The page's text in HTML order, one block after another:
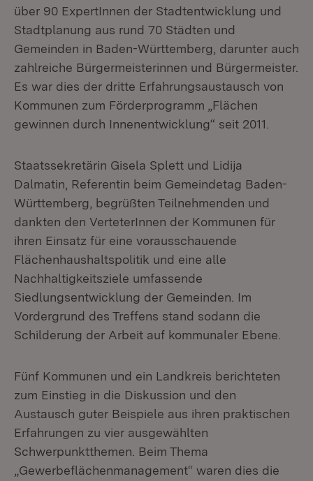
über 90 ExpertInnen der Stadtentwicklung und
Stadtplanung aus rund 70 Städten und
Gemeinden in Baden-Württemberg, darunter auch
zahlreiche Bürgermeisterinnen und Bürgermeister.
Es war dies der dritte Erfahrungsaustausch von
Kommunen zum Förderprogramm „Flächen
gewinnen durch Innenentwicklung“ seit 2011.
Staatssekretärin Gisela Splett und Lidija
Dalmatin, Referentin beim Gemeindetag Baden-
Württemberg, begrüßten Teilnehmenden und
dankten den VerteterInnen der Kommunen für
ihren Einsatz für eine vorausschauende
Flächenhaushaltspolitik und eine alle
Nachhaltigkeitsziele umfassende
Siedlungsentwicklung der Gemeinden. Im
Vordergrund des Treffens stand sodann die
Schilderung der Arbeit auf kommunaler Ebene.
Fünf Kommunen und ein Landkreis berichteten
zum Einstieg in die Diskussion und den
Austausch guter Beispiele aus ihren praktischen
Erfahrungen zu vier ausgewählten
Schwerpunktthemen. Beim Thema
„Gewerbeflächenmanagement“ waren dies die